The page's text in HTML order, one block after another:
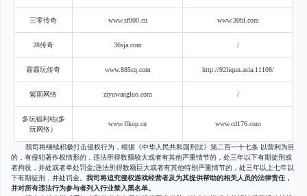
三零传奇 www.sf000.cn www.30hl.com
28传奇 36sja.com /
霸霸玩传奇 www.885cq.com http://92liqun.asia:11108/
紫雨网络 ziyuwangluo.com /
多玩福利站(多
玩网络）
www.flkop.cn www.cd176.com
我司将继续积极打击侵权行为，根据《中华人民共和国刑法》第二百一十七条 以营利为目
的，有侵犯著作权情形的，违法所得数额较大或者有其他严重情节的，处三年以下有期徒刑或
者拘役，并处或者单处罚金;违法所得数额巨大或者有其他特别严重情节的，处三年以上七年以
下有期徒刑，并处罚金。 我司将追究侵权游戏经营者及为其提供帮助的相关人员的法律责任，
并对所有违法行为参与者列入行业禁入黑名单。